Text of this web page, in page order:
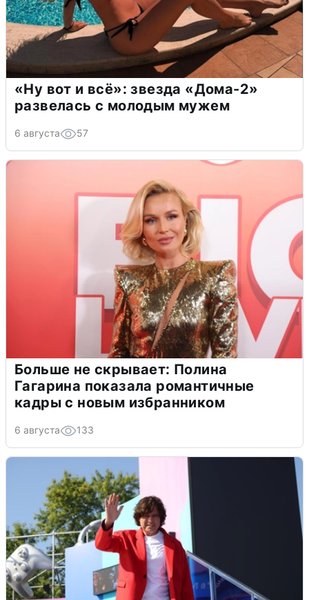
«Ну вот и всё»: звезда «Дома-2»
развелась с молодым мужем
6 августа 57
Больше не скрывает: Полина
Гагарина показала романтичные
кадры с новым избранником
6 августа 133